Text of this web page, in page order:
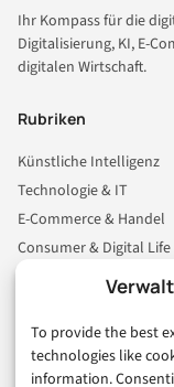
To provide the best
technologies like
information.
Ihr Kompass für die
Digitalisierung, KI, E-
digitalen Wirtschaft.
Rubriken
Künstliche Intelligenz
Technologie & IT
E-Commerce & Handel
Consumer & Digital Life
Business & Karriere
Sicherheit & Recht